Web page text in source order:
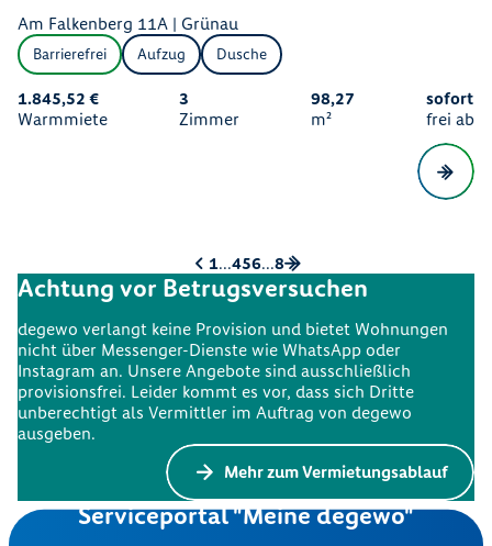
Am Falkenberg 11A | Grünau
Barrierefrei Aufzug Dusche
1.845,52 €
Warmmiete
3
Zimmer
98,27
m²
sofort
frei ab
1...456...8
Achtung vor Betrugsversuchen
degewo verlangt keine Provision und bietet Wohnungen
nicht über Messenger-Dienste wie WhatsApp oder
Instagram an. Unsere Angebote sind ausschließlich
provisionsfrei. Leider kommt es vor, dass sich Dritte
unberechtigt als Vermittler im Auftrag von degewo
ausgeben.
Mehr zum Vermietungsablauf
Serviceportal "Meine degewo"